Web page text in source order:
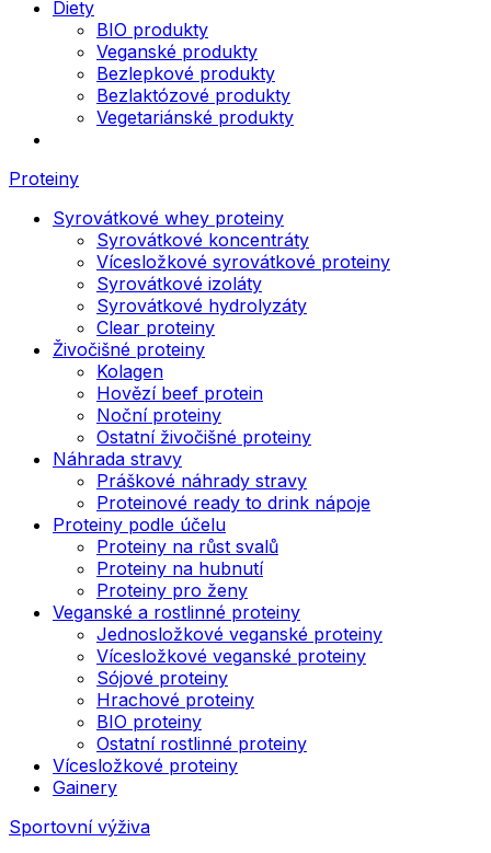
Diety
BIO produkty
Veganské produkty
Bezlepkové produkty
Bezlaktózové produkty
Vegetariánské produkty
Proteiny
Syrovátkové whey proteiny
Syrovátkové koncentráty
Vícesložkové syrovátkové proteiny
Syrovátkové izoláty
Syrovátkové hydrolyzáty
Clear proteiny
Živočišné proteiny
Kolagen
Hovězí beef protein
Noční proteiny
Ostatní živočišné proteiny
Náhrada stravy
Práškové náhrady stravy
Proteinové ready to drink nápoje
Proteiny podle účelu
Proteiny na růst svalů
Proteiny na hubnutí
Proteiny pro ženy
Veganské a rostlinné proteiny
Jednosložkové veganské proteiny
Vícesložkové veganské proteiny
Sójové proteiny
Hrachové proteiny
BIO proteiny
Ostatní rostlinné proteiny
Vícesložkové proteiny
Gainery
Sportovní výživa